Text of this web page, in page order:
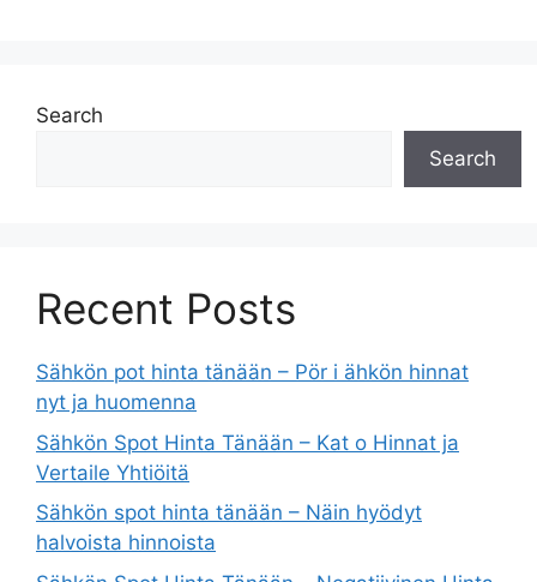
Search
Search
Recent Posts
Sähkön pot hinta tänään – Pör i ähkön hinnat
nyt ja huomenna
Sähkön Spot Hinta Tänään – Kat o Hinnat ja
Vertaile Yhtiöitä
Sähkön spot hinta tänään – Näin hyödyt
halvoista hinnoista